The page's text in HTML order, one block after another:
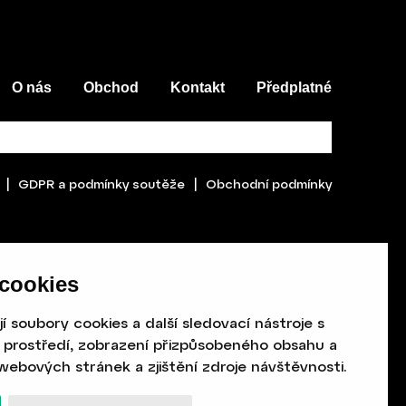
soubory cookies a další sledovací nástroje s
zobrazení přizpůsobeného obsahu a
stránek a zjištění zdroje návštěvnosti.
O nás Obchod Kontakt Předplatné
GDPR a podmínky soutěže Obchodní podmínky
Revue Host vychází s laskavou finanční
podporou Ministerstva kultury ČR